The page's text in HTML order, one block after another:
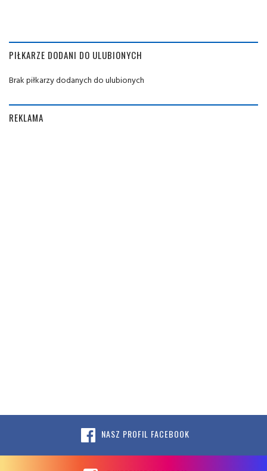
PIŁKARZE DODANI DO ULUBIONYCH
Brak piłkarzy dodanych do ulubionych
REKLAMA
NASZ PROFIL FACEBOOK